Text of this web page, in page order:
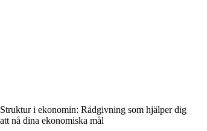
Struktur i ekonomin: Rådgivning som hjälper dig
att nå dina ekonomiska mål